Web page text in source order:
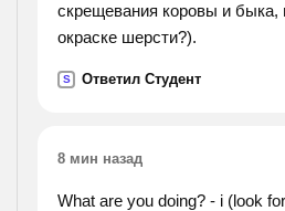
скрещевания коровы и быка,
окраске шерсти?).
S Ответил Студент
8 мин назад
What are you doing? - i (look